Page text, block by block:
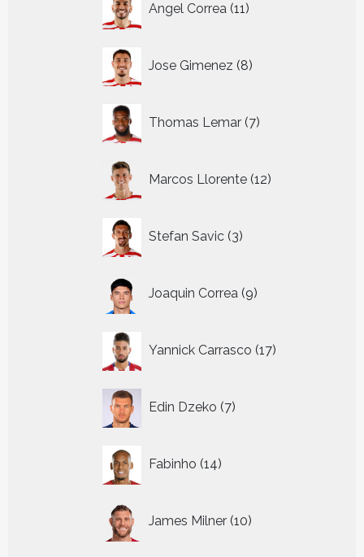
Angel Correa 11
producten
Jose Gimenez 8
producten
Thomas Lemar 7
producten
Marcos Llorente 12
producten
Stefan Savic 3
producten
Joaquin Correa 9
producten
Yannick Carrasco 17
producten
Edin Dzeko 7
producten
Fabinho 14
producten
James Milner 10
producten